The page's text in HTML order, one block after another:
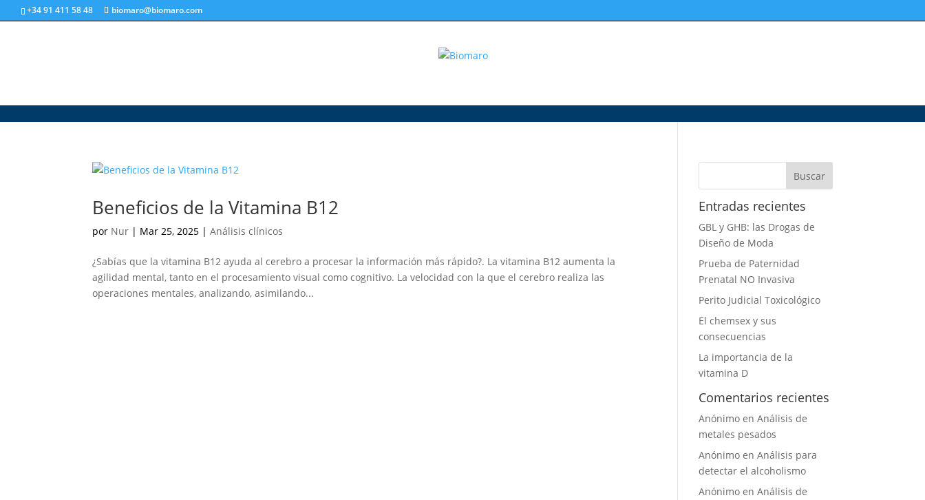
+34 91 411 58 48 biomaro@biomaro.com
Beneficios de la Vitamina B12
por Nur | Mar 25, 2025 |Análisis clínicos
¿Sabías que la vitamina B12 ayuda al cerebro a procesar la información más rápido?. La vitamina B12 aumenta la
agilidad mental, tanto en el procesamiento visual como cognitivo. La velocidad con la que el cerebro realiza las
operaciones mentales, analizando, asimilando...
Entradas recientes
GBL y GHB: las Drogas de
Diseño de Moda
Prueba de Paternidad
Prenatal NO Invasiva
Perito Judicial Toxicológico
El chemsex y sus
consecuencias
La importancia de la
vitamina D
Comentarios recientes
Anónimo enAnálisis de
metales pesados
Anónimo enAnálisis para
detectar el alcoholismo
Anónimo enAnálisis de